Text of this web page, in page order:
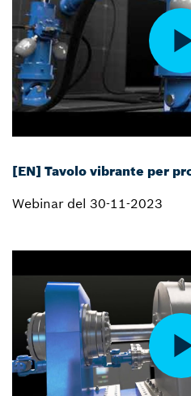
[EN] Tavolo vibrante per
Webinar del 30-11-2023